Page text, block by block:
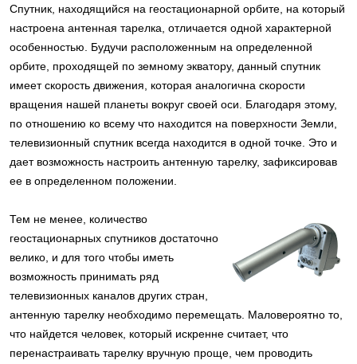
Спутник, находящийся на геостационарной орбите, на который
настроена антенная тарелка, отличается одной характерной
особенностью. Будучи расположенным на определенной
орбите, проходящей по земному экватору, данный спутник
имеет скорость движения, которая аналогична скорости
вращения нашей планеты вокруг своей оси. Благодаря этому,
по отношению ко всему что находится на поверхности Земли,
телевизионный спутник всегда находится в одной точке. Это и
дает возможность настроить антенную тарелку, зафиксировав
ее в определенном положении.
Тем не менее, количество
геостационарных спутников достаточно
велико, и для того чтобы иметь
возможность принимать ряд
телевизионных каналов других стран,
антенную тарелку необходимо перемещать. Маловероятно то,
что найдется человек, который искренне считает, что
перенастраивать тарелку вручную проще, чем проводить